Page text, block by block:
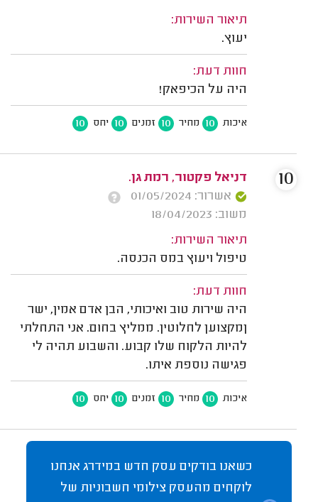
תיאור השירות:
יעוץ.
חוות דעת:
היה על הכיפאק!
איכות 10 מחיר 10 זמנים 10 יחס 10
דניאל פקטור, רמת גן.
אשרור: 01/05/2024
משוב: 18/04/2023
תיאור השירות:
טיפול ויעוץ במס הכנסה.
חוות דעת:
היה שירות טוב ואיכותי, הבן אדם אמין, ישר
ןמקצוען לחלוטין. ממליץ בחום. אני התחלתי
להיות הלקוח שלו קבוע. והשבוע תהיה לי
פגישה נוספת איתו.
איכות 10 מחיר 10 זמנים 10 יחס 10
10
כשאנו בודקים עסק חדש במידרג אנחנו
לוקחים מהעסק צילומי חשבוניות של